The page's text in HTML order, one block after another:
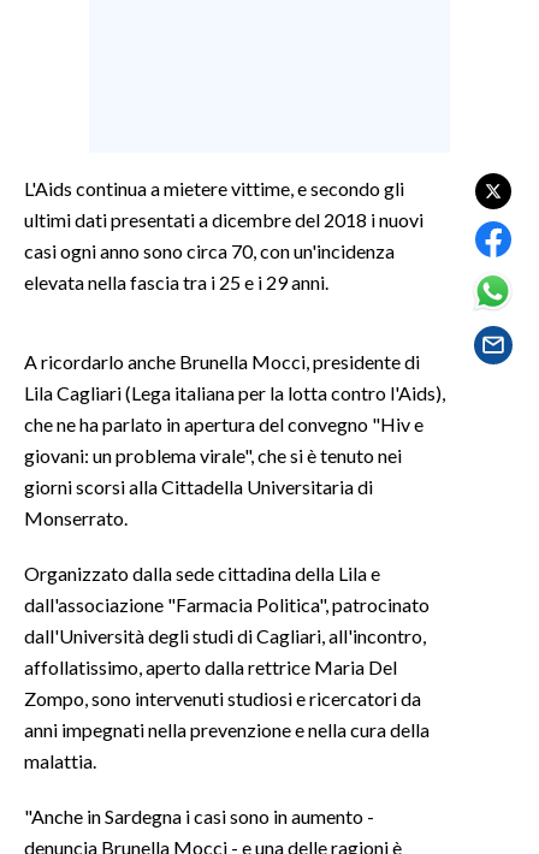
CULTURA
SPETTACOLI
SALUTE
SARDEGNA TURISMO
EVENTI
#CARAUNIONE
3 MINUTI CON
INSULARITÀ
INFO AZIENDE
L'Aids continua a mietere vittime, e secondo gli
ultimi dati presentati a dicembre del 2018 i nuovi
casi ogni anno sono circa 70, con un'incidenza
elevata nella fascia tra i 25 e i 29 anni.
A ricordarlo anche Brunella Mocci, presidente di
Lila Cagliari (Lega italiana per la lotta contro l'Aids),
che ne ha parlato in apertura del convegno "Hiv e
giovani: un problema virale", che si è tenuto nei
giorni scorsi alla Cittadella Universitaria di
Monserrato.
Organizzato dalla sede cittadina della Lila e
dall'associazione "Farmacia Politica", patrocinato
dall'Università degli studi di Cagliari, all'incontro,
affollatissimo, aperto dalla rettrice Maria Del
Zompo, sono intervenuti studiosi e ricercatori da
anni impegnati nella prevenzione e nella cura della
malattia.
"Anche in Sardegna i casi sono in aumento -
denuncia Brunella Mocci - e una delle ragioni è